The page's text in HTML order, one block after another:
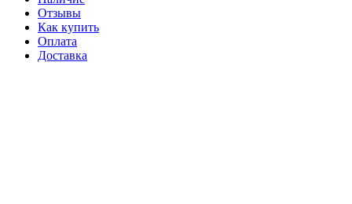
Отзывы
Как купить
Оплата
Доставка